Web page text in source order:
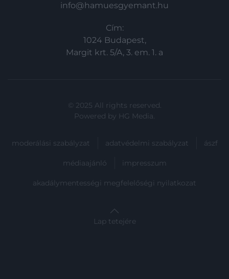
info@hamuesgyemant.hu
Cím:
1024 Budapest,
Margit krt. 5/A, 3. em. 1. a
© 2025 All rights reserved.
Powered by HG Media.
moderálási szabályzat adatvédelmi szabályzat ászf
médiaajánló impresszum
akadálymentességi megfelelőségi nyilatkozat
Lap tetejére